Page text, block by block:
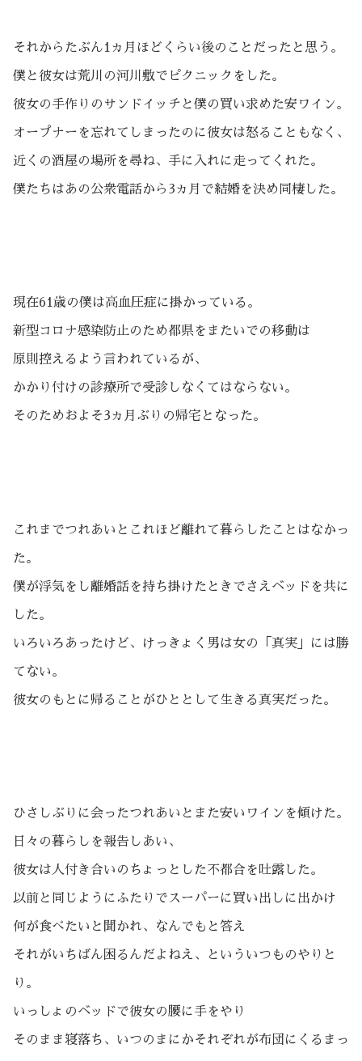
それからたぶん1ヵ月ほどくらい後のことだったと思う。
僕と彼女は荒川の河川敷でピクニックをした。
彼女の手作りのサンドイッチと僕の買い求めた安ワイン。
オープナーを忘れてしまったのに彼女は怒ることもなく、
近くの酒屋の場所を尋ね、手に入れに走ってくれた。
僕たちはあの公衆電話から3ヵ月で結婚を決め同棲した。
現在61歳の僕は高血圧症に掛かっている。
新型コロナ感染防止のため都県をまたいでの移動は
原則控えるよう言われているが、
かかり付けの診療所で受診しなくてはならない。
そのためおよそ3ヵ月ぶりの帰宅となった。
これまでつれあいとこれほど離れて暮らしたことはなかっ
た。
僕が浮気をし離婚話を持ち掛けたときでさえベッドを共に
した。
いろいろあったけど、けっきょく男は女の「真実」には勝
てない。
彼女のもとに帰ることがひととして生きる真実だった。
ひさしぶりに会ったつれあいとまた安いワインを傾けた。
日々の暮らしを報告しあい、
彼女は人付き合いのちょっとした不都合を吐露した。
以前と同じようにふたりでスーパーに買い出しに出かけ
何が食べたいと聞かれ、なんでもと答え
それがいちばん困るんだよねえ、といういつものやりと
り。
いっしょのベッドで彼女の腰に手をやり
そのまま寝落ち、いつのまにかそれぞれが布団にくるまっ